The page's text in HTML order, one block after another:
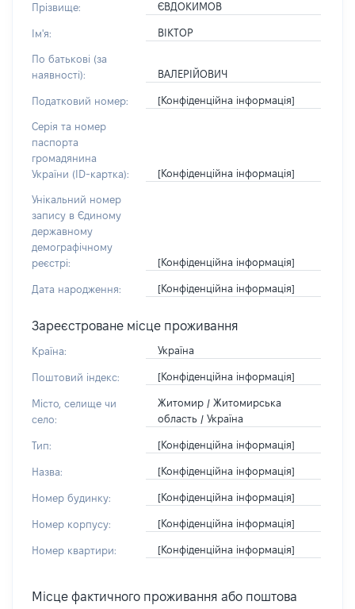
Прізвище: ЄВДОКИМОВ
Ім'я: ВІКТОР
По батькові (за
наявності):
ВАЛЕРІЙОВИЧ
Податковий номер: [Конфіденційна інформація]
Серія та номер
паспорта
громадянина
України (ID-картка):
[Конфіденційна інформація]
Унікальний номер
запису в Єдиному
державному
демографічному
реєстрі:
[Конфіденційна інформація]
Дата народження: [Конфіденційна інформація]
Зареєстроване місце проживання
Країна: Україна
Поштовий індекс: [Конфіденційна інформація]
Місто, селище чи
село:
Житомир / Житомирська
область / Україна
Тип: [Конфіденційна інформація]
Назва: [Конфіденційна інформація]
Номер будинку: [Конфіденційна інформація]
Номер корпусу: [Конфіденційна інформація]
Номер квартири: [Конфіденційна інформація]
Місце фактичного проживання або поштова